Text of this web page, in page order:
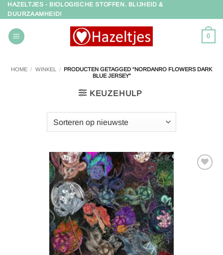
Ga
naar
inhoud
HAZELTJES - BIOLOGISCHE STOFFEN. BLIJHEID &
DUURZAAMHEID!
0
HOME / WINKEL / PRODUCTEN GETAGGED “NORDANRO FLOWERS DARK
BLUE JERSEY”
KEUZEHULP